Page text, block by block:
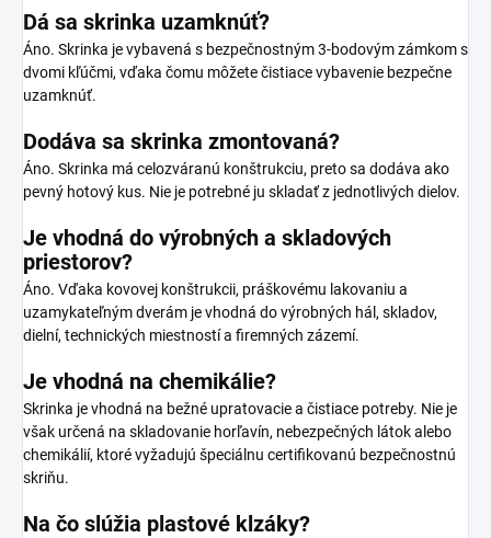
Dá sa skrinka uzamknúť?
Áno. Skrinka je vybavená s bezpečnostným 3-bodovým zámkom s
dvomi kľúčmi, vďaka čomu môžete čistiace vybavenie bezpečne
uzamknúť.
Dodáva sa skrinka zmontovaná?
Áno. Skrinka má celozváranú konštrukciu, preto sa dodáva ako
pevný hotový kus. Nie je potrebné ju skladať z jednotlivých dielov.
Je vhodná do výrobných a skladových
priestorov?
Áno. Vďaka kovovej konštrukcii, práškovému lakovaniu a
uzamykateľným dverám je vhodná do výrobných hál, skladov,
dielní, technických miestností a firemných zázemí.
Je vhodná na chemikálie?
Skrinka je vhodná na bežné upratovacie a čistiace potreby. Nie je
však určená na skladovanie horľavín, nebezpečných látok alebo
chemikálií, ktoré vyžadujú špeciálnu certifikovanú bezpečnostnú
skriňu.
Na čo slúžia plastové klzáky?